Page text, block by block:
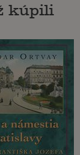
kúpili